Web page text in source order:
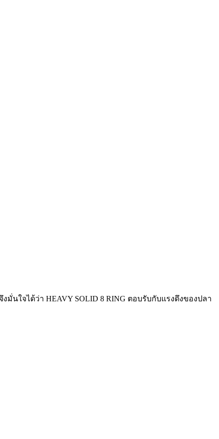
นใจได้ว่า HEAVY SOLID 8 RING ตอบรับกับแรงดึงของปลา